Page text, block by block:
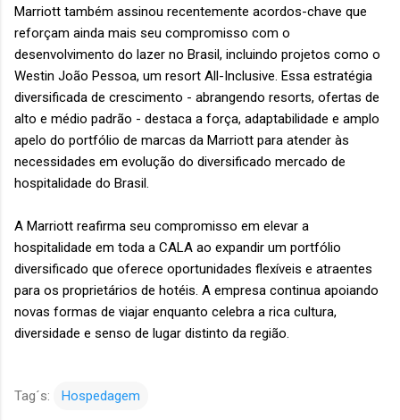
Marriott também assinou recentemente acordos-chave que
reforçam ainda mais seu compromisso com o
desenvolvimento do lazer no Brasil, incluindo projetos como o
Westin João Pessoa, um resort All-Inclusive. Essa estratégia
diversificada de crescimento - abrangendo resorts, ofertas de
alto e médio padrão - destaca a força, adaptabilidade e amplo
apelo do portfólio de marcas da Marriott para atender às
necessidades em evolução do diversificado mercado de
hospitalidade do Brasil.
A Marriott reafirma seu compromisso em elevar a
hospitalidade em toda a CALA ao expandir um portfólio
diversificado que oferece oportunidades flexíveis e atraentes
para os proprietários de hotéis. A empresa continua apoiando
novas formas de viajar enquanto celebra a rica cultura,
diversidade e senso de lugar distinto da região.
Tag´s: Hospedagem